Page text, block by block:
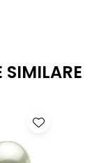
SIMILARE